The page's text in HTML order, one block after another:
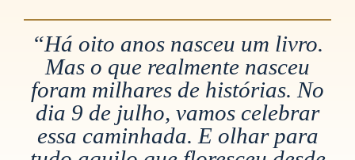
“Há oito anos nasceu um livro.
Mas o que realmente nasceu
foram milhares de histórias. No
dia 9 de julho, vamos celebrar
essa caminhada. E olhar para